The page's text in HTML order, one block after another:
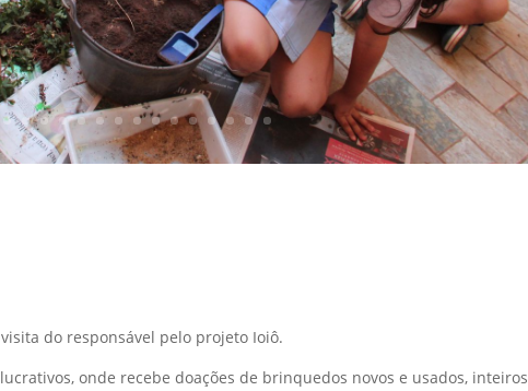
do responsável pelo projeto Ioiô.
onde recebe doações de brinquedos novos e usados,